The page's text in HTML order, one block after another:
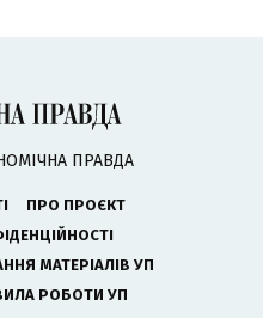
ПРАВДА
ПРО ПРОЄКТ
МАТЕРІАЛІВ УП
РОБОТИ УП